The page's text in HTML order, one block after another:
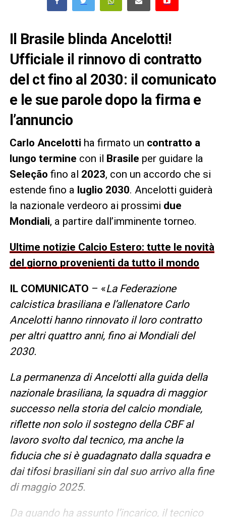
Il Brasile blinda Ancelotti!
Ufficiale il rinnovo di contratto
del ct fino al 2030: il comunicato
e le sue parole dopo la firma e
l’annuncio
Carlo Ancelotti ha firmato un contratto a
lungo termine con il Brasile per guidare la
Seleção fino al 2023, con un accordo che si
estende fino a luglio 2030. Ancelotti guiderà
la nazionale verdeoro ai prossimi due
Mondiali, a partire dall’imminente torneo.
Ultime notizie Calcio Estero: tutte le novità
del giorno provenienti da tutto il mondo
IL COMUNICATO – «La Federazione
calcistica brasiliana e l’allenatore Carlo
Ancelotti hanno rinnovato il loro contratto
per altri quattro anni, fino ai Mondiali del
2030.
La permanenza di Ancelotti alla guida della
nazionale brasiliana, la squadra di maggior
successo nella storia del calcio mondiale,
riflette non solo il sostegno della CBF al
lavoro svolto dal tecnico, ma anche la
fiducia che si è guadagnato dalla squadra e
dai tifosi brasiliani sin dal suo arrivo alla fine
di maggio 2025.
Da quando ha assunto l’incarico, il tecnico